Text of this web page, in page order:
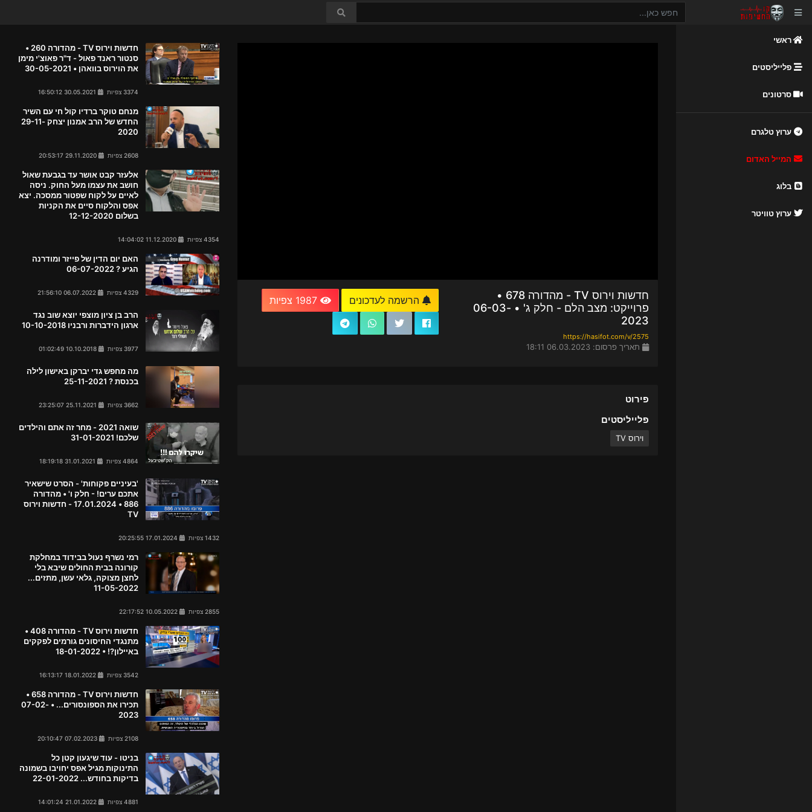
ראשי
פלייליסטים
סרטונים
ערוץ טלגרם
המייל האדום
בלוג
ערוץ טוויטר
חדשות וירוס TV - מהדורה 678 •
פרוייקט: מצב הלם - חלק ג' • 06-03-
2023
https://hasifot.com/v/2575
תאריך פרסום: 06.03.2023 18:11
הרשמה לעדכונים
פירוט
פלייליסטים
וירוס TV
חדשות וירוס TV - מהדורה 260 •
סנטור ראנד פאול - ד"ר פאוצ'י מימן
את הוירוס בוואהן • 30-05-2021
3374 צפיות
מנחם טוקר ברדיו קול חי עם השיר
החדש של הרב אמנון יצחק 29-11-
2020
2608 צפיות
אלעזר קבט אושר עד בגבעת שאול
חושב את עצמו מעל החוק. ניסה
לאיים על לקוח שפטור ממסכה. יצא
אפס והלקוח סיים את הקניות
בשלום 12-12-2020
4354 צפיות
האם יום הדין של פייזר ומודרנה
הגיע ? 06-07-2022
4329 צפיות
הרב בן ציון מוצפי יוצא שוב נגד
ארגון הידברות ורבניו 10-10-2018
3977 צפיות
מה מחפש גדי יברקן באישון לילה
בכנסת ? 25-11-2021
3662 צפיות
שואה 2021 - מחר זה אתם והילדים
שלכם! 31-01-2021
4864 צפיות
'בעיניים פקוחות' - הסרט שישאיר
אתכם ערים! - חלק ו' • מהדורה
886 • 17.01.2024 - חדשות וירוס
TV
1432 צפיות
רמי נשרף נעול בבידוד במחלקת
קורונה בבית החולים שיבא בלי
לחצן מצוקה, גלאי עשן, מתזים...
11-05-2022
2855 צפיות
חדשות וירוס TV - מהדורה 408 •
מתנגדי החיסונים גורמים לפקקים
באיילון?! • 18-01-2022
3542 צפיות
חדשות וירוס TV - מהדורה 658 •
תכירו את הספונסורים... • 07-02-
2023
2108 צפיות
בניטו - עוד שיגעון קטן כל
התינוקות מגיל אפס יחויבו בשמונה
בדיקות בחודש... 22-01-2022
4881 צפיות